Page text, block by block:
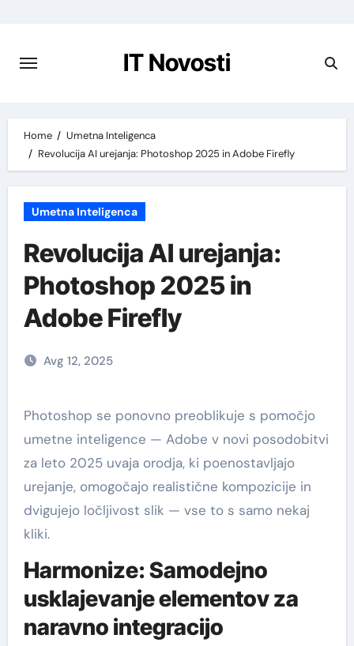
vsebino
IT Novosti
Home
Umetna Inteligenca
Revolucija AI urejanja: Photoshop 2025 in Adobe Firefly
Umetna Inteligenca
Revolucija AI urejanja:
Photoshop 2025 in
Adobe Firefly
Avg 12, 2025
Photoshop se ponovno preoblikuje s pomočjo
umetne inteligence — Adobe v novi posodobitvi
za leto 2025 uvaja orodja, ki poenostavljajo
urejanje, omogočajo realistične kompozicije in
dvigujejo ločljivost slik — vse to s samo nekaj
kliki.
Harmonize: Samodejno
usklajevanje elementov za
naravno integracijo